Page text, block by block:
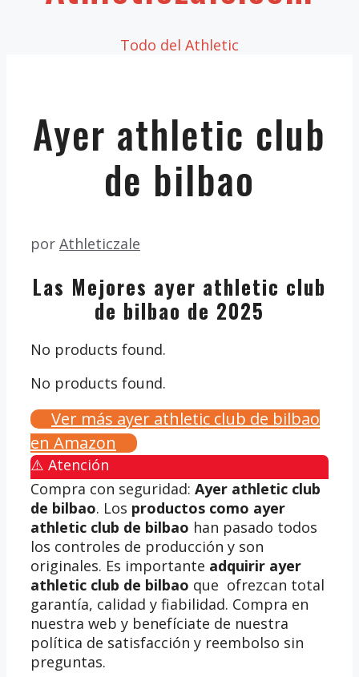
Todo del Athletic
Ayer athletic club
de bilbao
por Athleticzale
Las Mejores ayer athletic club
de bilbao de 2025
No products found.
No products found.
Ver más ayer athletic club de bilbao
en Amazon
⚠️ Atención
Compra con seguridad: Ayer athletic club
de bilbao. Los productos como ayer
athletic club de bilbao han pasado todos
los controles de producción y son
originales. Es importante adquirir ayer
athletic club de bilbao que ofrezcan total
garantía, calidad y fiabilidad. Compra en
nuestra web y benefíciate de nuestra
política de satisfacción y reembolso sin
preguntas.